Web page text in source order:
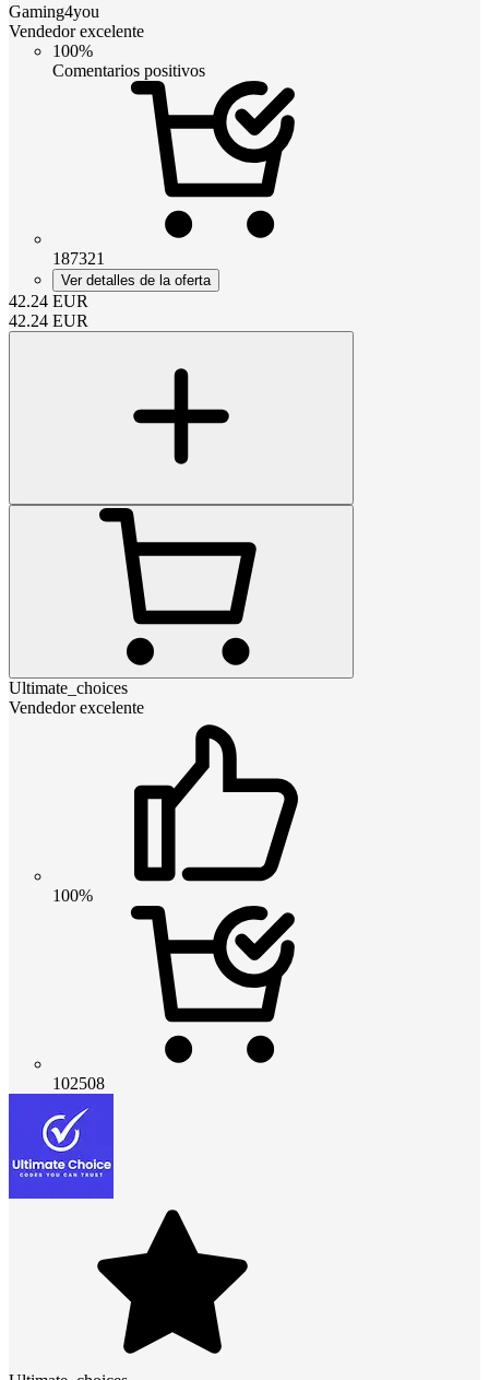
Gaming4you
Vendedor excelente
100%
Comentarios positivos
187321
Ver detalles de la oferta
42.24 EUR
42.24 EUR
Ultimate_choices
Vendedor excelente
100%
102508